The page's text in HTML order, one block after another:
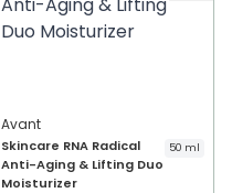
Avant
Skincare RNA Radical
Anti-Aging & Lifting Duo
Moisturizer
50 ml